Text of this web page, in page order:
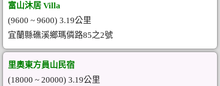
富山沐居 Villa
(9600 ~ 9600) 3.19公里
宜蘭縣礁溪鄉瑪僯路85之2號
里奧東方員山民宿
(18000 ~ 20000) 3.19公里